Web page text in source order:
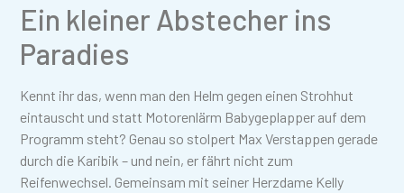
Ein kleiner Abstecher ins
Paradies
Kennt ihr das, wenn man den Helm gegen einen Strohhut
eintauscht und statt Motorenlärm Babygeplapper auf dem
Programm steht? Genau so stolpert Max Verstappen gerade
durch die Karibik – und nein, er fährt nicht zum
Reifenwechsel. Gemeinsam mit seiner Herzdame Kelly